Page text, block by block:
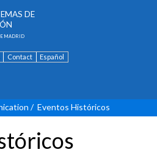
DE
MADRID
Contact Español
/ Eventos Históricos